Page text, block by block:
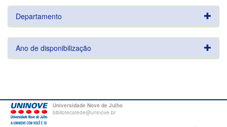
Departamento
Ano de disponibilização
Universidade Nove de Julho
bibliotecatede@uninove.br